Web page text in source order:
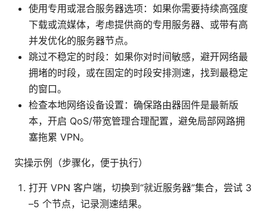
使用专用或混合服务器选项：如果你需要持续高强度
下载或流媒体，考虑提供商的专用服务器、或带有高
并发优化的服务器节点。
跳过不稳定的时段：如果你对时间敏感，避开网络最
拥堵的时段，或在固定的时段安排测速，找到最稳定
的窗口。
检查本地网络设备设置：确保路由器固件是最新版
本，开启 QoS/带宽管理合理配置，避免局部网路拥
塞拖累 VPN。
实操示例（步骤化，便于执行）
打开 VPN 客户端，切换到“就近服务器”集合，尝试 3
–5 个节点，记录测速结果。